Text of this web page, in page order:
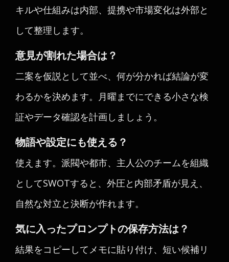
キルや仕組みは内部、提携や市場変化は外部と
して整理します。
意見が割れた場合は？
二案を仮説として並べ、何が分かれば結論が変
わるかを決めます。月曜までにできる小さな検
証やデータ確認を計画しましょう。
物語や設定にも使える？
使えます。派閥や都市、主人公のチームを組織
としてSWOTすると、外圧と内部矛盾が見え、
自然な対立と決断が作れます。
気に入ったプロンプトの保存方法は？
結果をコピーしてメモに貼り付け、短い候補リ